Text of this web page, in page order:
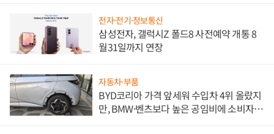
전자·전기·정보통신
삼성전자, 갤럭시Z 폴드8 사전예약 개통 8
월31일까지 연장
자동차·부품
BYD코리아 가격 앞세워 수입차 4위 올랐지
만, BMW·벤츠보다 높은 공임비에 소비자